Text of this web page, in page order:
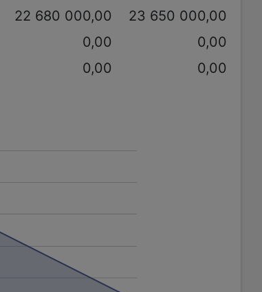
22 680 000,00
23 650 000,00
0,00
0,00
0,00 0,00